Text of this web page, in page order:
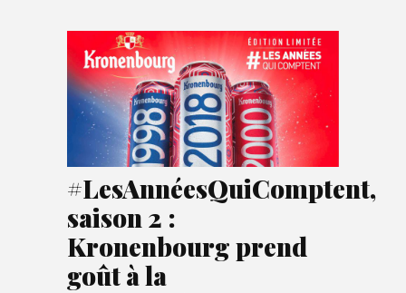
#LesAnnéesQuiComptent,
saison 2 :
Kronenbourg prend
goût à la